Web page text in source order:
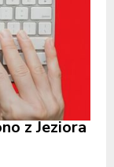
z Jeziora